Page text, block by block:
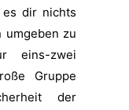
dir nichts
umgeben zu
eins-zwei
Gruppe
der